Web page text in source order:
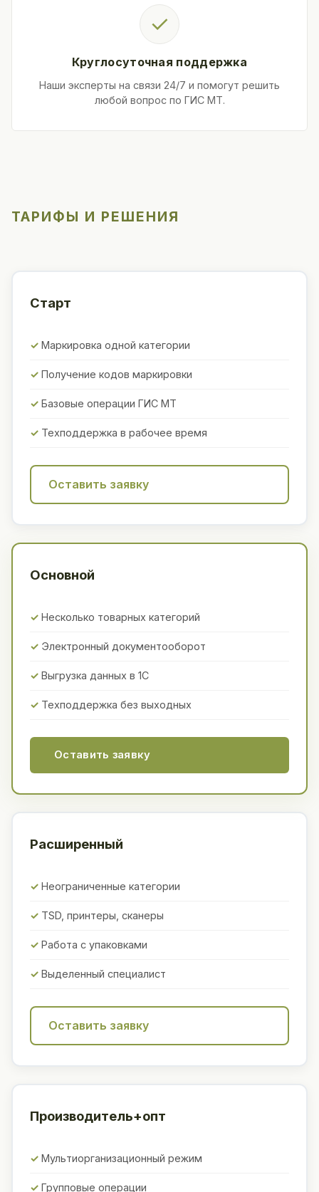
✓
Круглосуточная поддержка
Наши эксперты на связи 24/7 и помогут решить
любой вопрос по ГИС МТ.
ТАРИФЫ И РЕШЕНИЯ
Старт
Маркировка одной категории
Получение кодов маркировки
Базовые операции ГИС МТ
Техподдержка в рабочее время
Оставить заявку
Основной
Несколько товарных категорий
Электронный документооборот
Выгрузка данных в 1С
Техподдержка без выходных
Оставить заявку
Расширенный
Неограниченные категории
TSD, принтеры, сканеры
Работа с упаковками
Выделенный специалист
Оставить заявку
Производитель+опт
Мультиорганизационный режим
Групповые операции